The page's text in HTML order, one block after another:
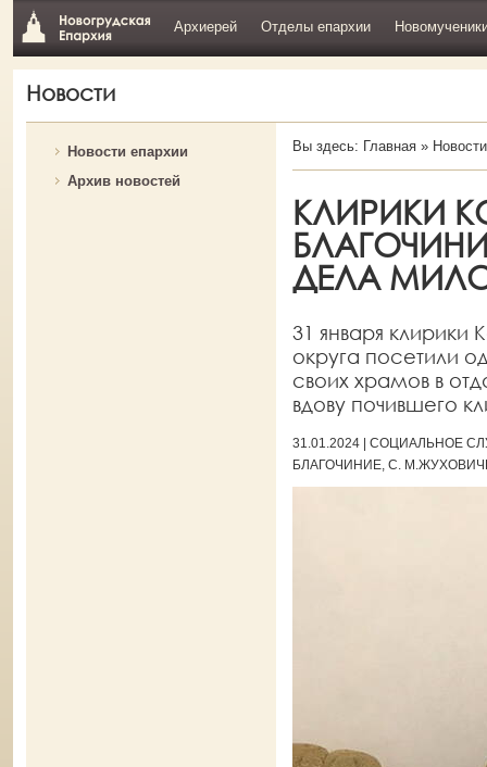
Архиерей Отделы епархии
Новости
Новости епархии
Архив новостей
Вы здесь: Главная» Новости
КЛИРИКИ
ДЕЛА
31 января клирики
округа посетили
своих храмов в
вдову почившего
31.01.2024 | СОЦИАЛЬНОЕ
БЛАГОЧИНИЕ, С.